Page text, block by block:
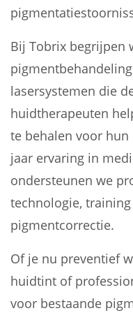
Bij Tobrix begrijpen
lasersystemen die
huidtherapeuten
te behalen voor
jaar ervaring in
ondersteunen we
technologie,
pigmentcorrectie.
Of je nu preventief
huidtint of
voor bestaande